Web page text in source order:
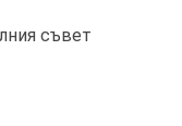
съвет